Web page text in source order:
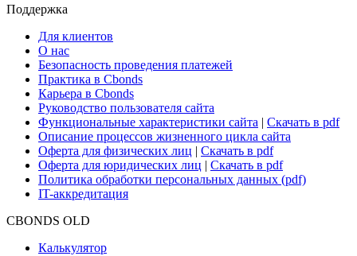
Сбондс-ТВ
Глоссарий
Поддержка
Для клиентов
О нас
Безопасность проведения платежей
Практика в Cbonds
Карьера в Cbonds
Руководство пользователя сайта
Функциональные характеристики сайта|Скачать в pdf
Описание процессов жизненного цикла сайта
Оферта для юридических лиц
IT-аккредитация